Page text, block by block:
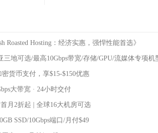
Roasted Hosting：经济实惠，强悍性能首选》
地可选/最高10Gbps带宽/存储/GPU/流媒体专项机
货币支付，享$15-$150优惠
大带宽 · 24小时交付
月2折起 | 全球16大机房可选
SSD/10Gbps端口/月付$49